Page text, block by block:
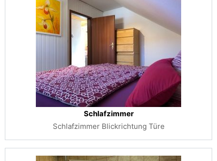
Schlafzimmer
Schlafzimmer Blickrichtung Türe